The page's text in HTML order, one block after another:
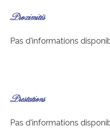
Proximités
Pas d'informations
Prestations
Pas d'informations